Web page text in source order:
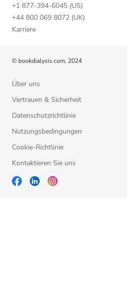
+1 877-394-6045 (US)
+44 800 069 8072 (UK)
Karriere
© bookdialysis.com, 2024
Über uns
Vertrauen & Sicherheit
Datenschutzrichtlinie
Nutzungsbedingungen
Cookie-Richtlinie
Kontaktieren Sie uns